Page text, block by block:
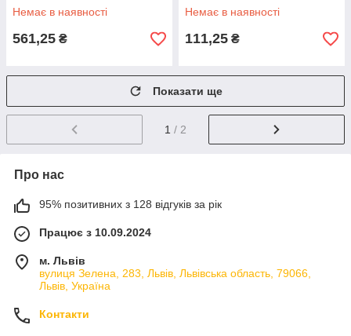
Немає в наявності
561,25 ₴
Немає в наявності
111,25 ₴
Показати ще
1 / 2
Про нас
95% позитивних з 128 відгуків за рік
Працює з 10.09.2024
м. Львів
вулиця Зелена, 283, Львів, Львівська область, 79066,
Львів, Україна
Контакти